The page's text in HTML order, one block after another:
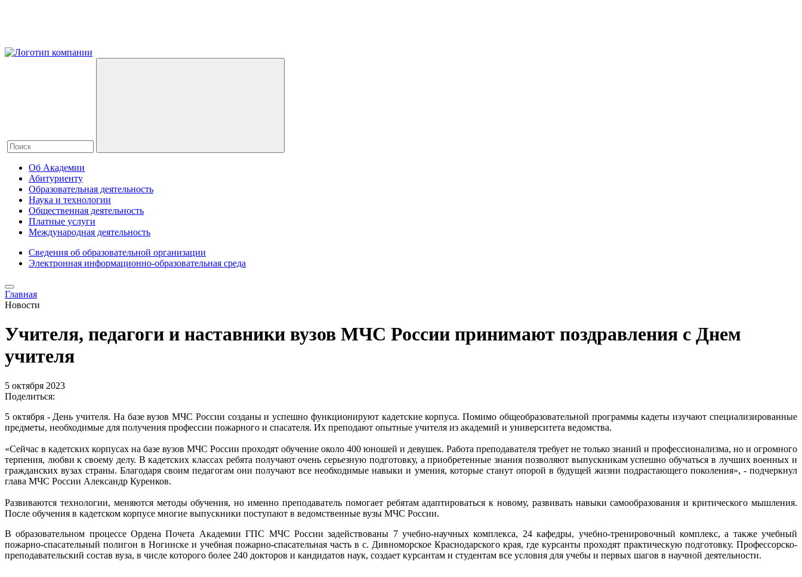
Об Академии
Абитуриенту
Образовательная деятельность
Наука и технологии
Общественная деятельность
Платные услуги
Международная деятельность
Сведения об образовательной организации
Электронная информационно-образовательная среда
Главная
Новости
Учителя, педагоги и наставники вузов МЧС России принимают поздравления с Днем
учителя
5 октября 2023
Поделиться:
5 октября - День учителя. На базе вузов МЧС России созданы и успешно функционируют кадетские корпуса. Помимо общеобразовательной программы кадеты изучают специализированные
предметы, необходимые для получения профессии пожарного и спасателя. Их преподают опытные учителя из академий и университета ведомства.
«Сейчас в кадетских корпусах на базе вузов МЧС России проходят обучение около 400 юношей и девушек. Работа преподавателя требует не только знаний и профессионализма, но и огромного
терпения, любви к своему делу. В кадетских классах ребята получают очень серьезную подготовку, а приобретенные знания позволяют выпускникам успешно обучаться в лучших военных и
гражданских вузах страны. Благодаря своим педагогам они получают все необходимые навыки и умения, которые станут опорой в будущей жизни подрастающего поколения», - подчеркнул
глава МЧС России Александр Куренков.
Развиваются технологии, меняются методы обучения, но именно преподаватель помогает ребятам адаптироваться к новому, развивать навыки самообразования и критического мышления.
После обучения в кадетском корпусе многие выпускники поступают в ведомственные вузы МЧС России.
В образовательном процессе Ордена Почета Академии ГПС МЧС России задействованы 7 учебно-научных комплекса, 24 кафедры, учебно-тренировочный комплекс, а также учебный
пожарно-спасательный полигон в Ногинске и учебная пожарно-спасательная часть в с. Дивноморское Краснодарского края, где курсанты проходят практическую подготовку. Профессорско-
преподавательский состав вуза, в числе которого более 240 докторов и кандидатов наук, создает курсантам и студентам все условия для учебы и первых шагов в научной деятельности.